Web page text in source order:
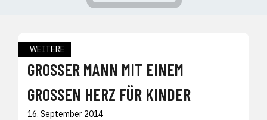
WEITERE
GROSSER MANN MIT EINEM G
ROSSEN HERZ FÜR KINDER
16. September 2014